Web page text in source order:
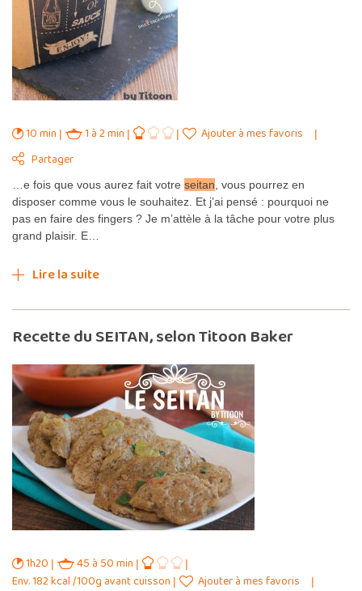
10 min 1 à 2 min
Ajouter à mes favoris
Partager
…e fois que vous aurez fait votre seitan , vous pourrez en
disposer comme vous le souhaitez. Et j’ai pensé : pourquoi ne
pas en faire des fingers ? Je m’attèle à la tâche pour votre plus
grand plaisir. E…
Lire la suite
Recette du SEITAN, selon Titoon Baker
1h20
45 à 50 min
Env. 182 kcal /100g avant cuisson
Ajouter à mes favoris